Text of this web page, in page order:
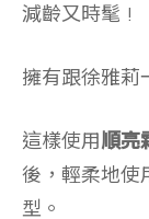
減齡又時髦 !
擁有跟徐雅莉
這樣使用順亮
後，輕柔地使
型。